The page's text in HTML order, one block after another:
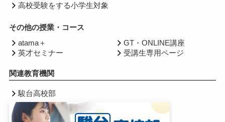
高校受験をする小学生対象
その他の授業・コース
atama＋
英才セミナー
GT・ONLINE講座
受講生専用ページ
関連教育機関
駿台高校部